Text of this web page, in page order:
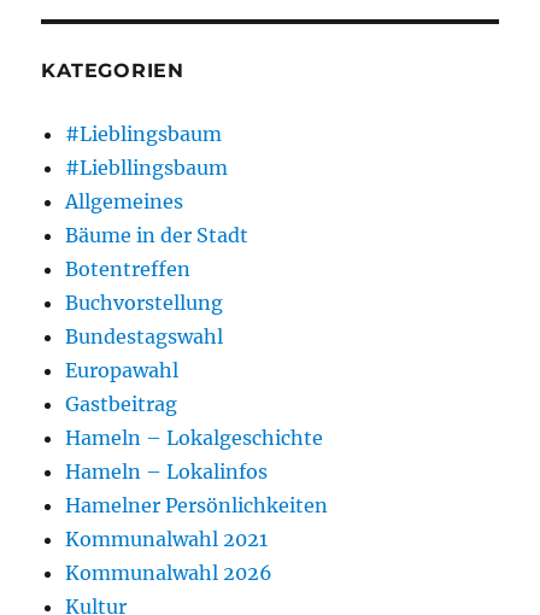
KATEGORIEN
#Lieblingsbaum
#Liebllingsbaum
Allgemeines
Bäume in der Stadt
Botentreffen
Buchvorstellung
Bundestagswahl
Europawahl
Gastbeitrag
Hameln – Lokalgeschichte
Hameln – Lokalinfos
Hamelner Persönlichkeiten
Kommunalwahl 2021
Kommunalwahl 2026
Kultur